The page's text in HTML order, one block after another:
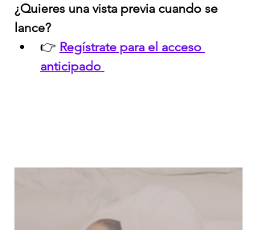
¿Quieres una vista previa cuando se
lance?
👉 Regístrate para el acceso
anticipado